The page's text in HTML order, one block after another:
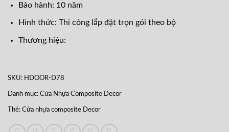
Bảo hành: 10 năm
Hình thức: Thi công lắp đặt trọn gói theo bộ
Thương hiệu:
SKU: HDOOR-D78
Danh mục: Cửa Nhựa Composite Decor
Thẻ: Cửa nhựa composite Decor